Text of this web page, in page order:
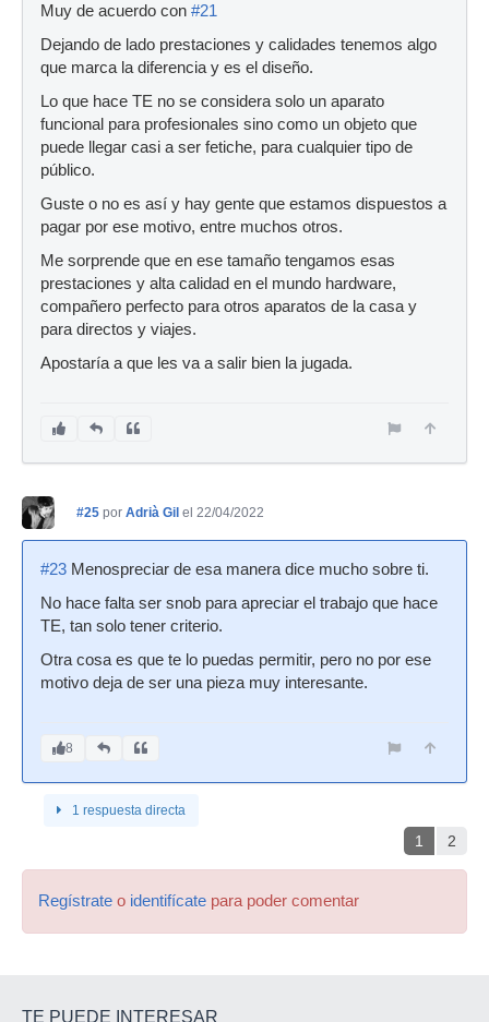
Muy de acuerdo con #21
Dejando de lado prestaciones y calidades tenemos algo
que marca la diferencia y es el diseño.
Lo que hace TE no se considera solo un aparato
funcional para profesionales sino como un objeto que
puede llegar casi a ser fetiche, para cualquier tipo de
público.
Guste o no es así y hay gente que estamos dispuestos a
pagar por ese motivo, entre muchos otros.
Me sorprende que en ese tamaño tengamos esas
prestaciones y alta calidad en el mundo hardware,
compañero perfecto para otros aparatos de la casa y
para directos y viajes.
Apostaría a que les va a salir bien la jugada.
#25 por Adrià Gil el 22/04/2022
#23 Menospreciar de esa manera dice mucho sobre ti.
No hace falta ser snob para apreciar el trabajo que hace
TE, tan solo tener criterio.
Otra cosa es que te lo puedas permitir, pero no por ese
motivo deja de ser una pieza muy interesante.
8
1 respuesta directa
1 2
Regístrate o identifícate para poder comentar
TE PUEDE INTERESAR